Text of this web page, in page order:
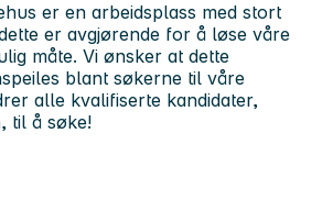
er en arbeidsplass med stort
er avgjørende for å løse våre
måte. Vi ønsker at dette
blant søkerne til våre
alle kvalifiserte kandidater,
til å søke!